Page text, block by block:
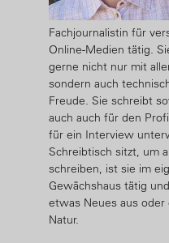
Fachjournalistin für
Online-Medien tätig.
gerne nicht nur mit
sondern auch
Freude. Sie schreibt
auch auch für den
für ein Interview
Schreibtisch sitzt, um
schreiben, ist sie im
Gewächshaus tätig
etwas Neues aus
Natur.